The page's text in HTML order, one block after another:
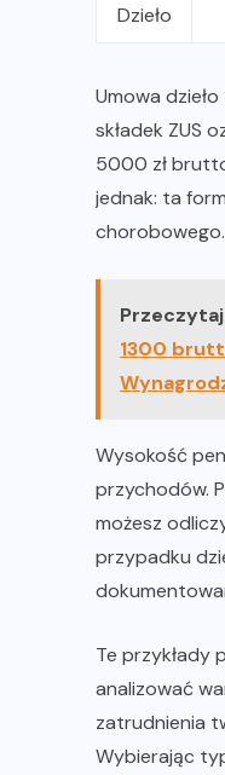
Dzieło
Umowa
składek ZUS
5000 zł
jednak: ta
chorobowego.
1300
Wysokość
przychodów.
możesz
przypadku
Te przykłady
analizować
zatrudnienia
Wybierając